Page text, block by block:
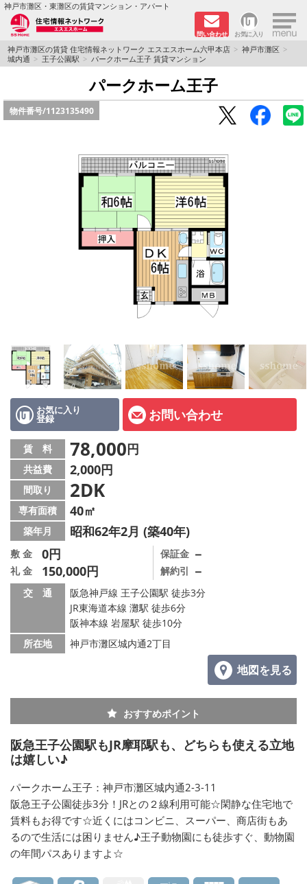
神戸市灘区・東灘区の賃貸マンション・アパート
問い合わせ お気に入り ×
TOPページ
学生さん向け物件
ペット飼育可物件
路線·駅から探す
会社概要
メールでお問い合わせ
神戸市灘区の賃貸 住宅情報ネットワーク エスエスホーム六甲本店
神戸市灘区
城内通
王子公園駅 パークホーム王子 賃貸マンション
パークホーム王子
物件番号/1123135490
お気に入り
登録 お問い合わせ
賃 料 78,000円
共益費 2,000円
間取り 2DK
専有面積 40㎡
築年月 昭和62年2月 (築40年)
敷 金 0円
礼 金 150,000円
保証金 －
解約引 －
交 通
阪急神戸線 王子公園駅 徒歩3分
JR東海道本線 灘駅 徒歩6分
阪神本線 岩屋駅 徒歩10分
所在地
神戸市灘区城内通2丁目
地図を見る
おすすめポイント
阪急王子公園駅もJR摩耶駅も、どちらも使える立地
は嬉しい♪
パークホーム王子：神戸市灘区城内通2-3-11
阪急王子公園徒歩3分！JRとの２線利用可能☆閑静な住宅地で
賃料もお得です☆近くにはコンビニ、スーパー、商店街もあ
るので生活には困りません♪王子動物園にも徒歩すぐ、動物園
の年間パスありますよ☆